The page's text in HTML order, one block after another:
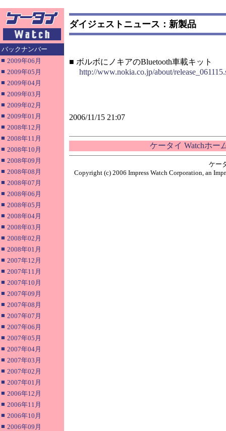
バックナンバー
■ 2009年06月
■ 2009年05月
■ 2009年04月
■ 2009年03月
■ 2009年02月
■ 2009年01月
■ 2008年12月
■ 2008年11月
■ 2008年10月
■ 2008年09月
■ 2008年08月
■ 2008年07月
■ 2008年06月
■ 2008年05月
■ 2008年04月
■ 2008年03月
■ 2008年02月
■ 2008年01月
■ 2007年12月
■ 2007年11月
■ 2007年10月
■ 2007年09月
■ 2007年08月
■ 2007年07月
■ 2007年06月
■ 2007年05月
■ 2007年04月
■ 2007年03月
■ 2007年02月
■ 2007年01月
■ 2006年12月
■ 2006年11月
■ 2006年10月
■ 2006年09月
ダイジェストニュース：新製品
■ ボルボにノキアのBluetooth車載キット
http://www.nokia.co.jp/about/
2006/11/15 21:07
ケータイ Watchホー
ケー
Copyright (c) 2006 Impress Watch Corporation, an